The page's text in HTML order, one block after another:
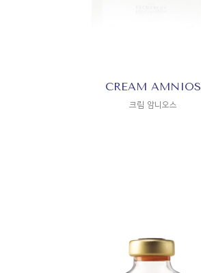
CREAM AMNIOS
크림 암니오스